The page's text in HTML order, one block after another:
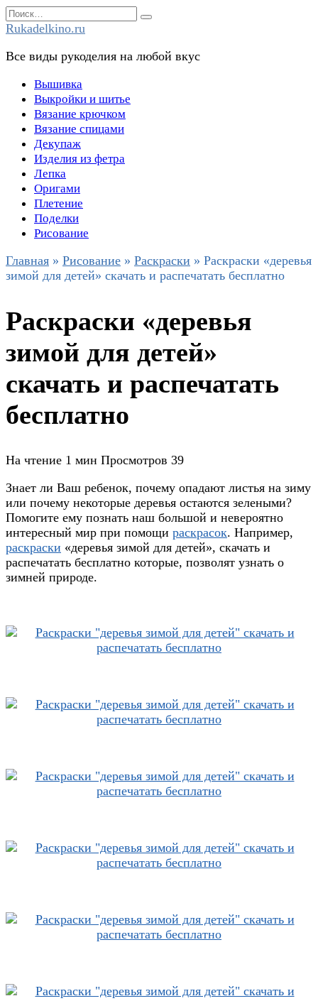
Перейти
к
Search
for:
Rukadelkino.ru
Все виды рукоделия на любой вкус
Вышивка
Выкройки и шитье
Вязание крючком
Вязание спицами
Декупаж
Изделия из фетра
Лепка
Оригами
Плетение
Поделки
Рисование
Главная » Рисование » Раскраски » Раскраски «деревья
зимой для детей» скачать и распечатать бесплатно
Раскраски «деревья
зимой для детей»
скачать и распечатать
бесплатно
На чтение 1 мин Просмотров 39
Знает ли Ваш ребенок, почему опадают листья на зиму
или почему некоторые деревья остаются зелеными?
Помогите ему познать наш большой и невероятно
интересный мир при помощи раскрасок. Например,
раскраски «деревья зимой для детей», скачать и
распечатать бесплатно которые, позволят узнать о
зимней природе.